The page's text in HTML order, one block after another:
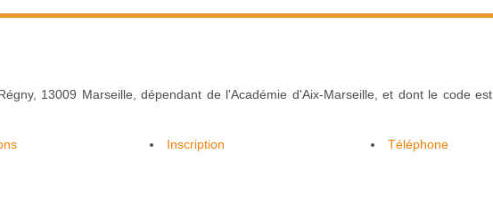
13009 Marseille, dépendant de l'Académie d'Aix-Marseille, et dont le code est
Inscription Téléphone